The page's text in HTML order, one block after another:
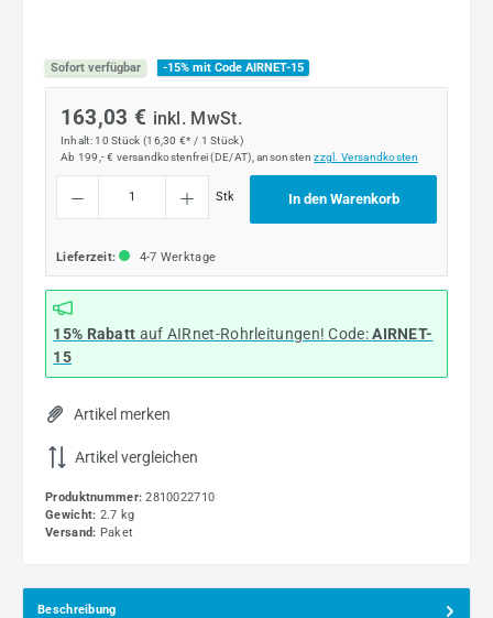
Sofort verfügbar -15% mit Code AIRNET-15
163,03 € inkl. MwSt.
Inhalt: 10 Stück (16,30 €* / 1 Stück)
Ab 199,- € versandkostenfrei (DE/AT), ansonstenzzgl. Versandkosten
Stk In den Warenkorb
Lieferzeit: 4-7 Werktage
15% Rabatt auf AIRnet-Rohrleitungen! Code:AIRNET-
15
Artikel merken
Artikel vergleichen
Produktnummer: 2810022710
Gewicht: 2.7 kg
Versand: Paket
Beschreibung